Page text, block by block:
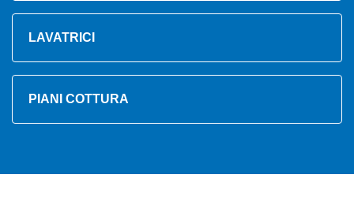
LAVATRICI
PIANI COTTURA